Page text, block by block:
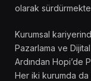
olarak
Kurumsal
Pazarlama ve
Ardından Hopi’de
Her iki kurumda da